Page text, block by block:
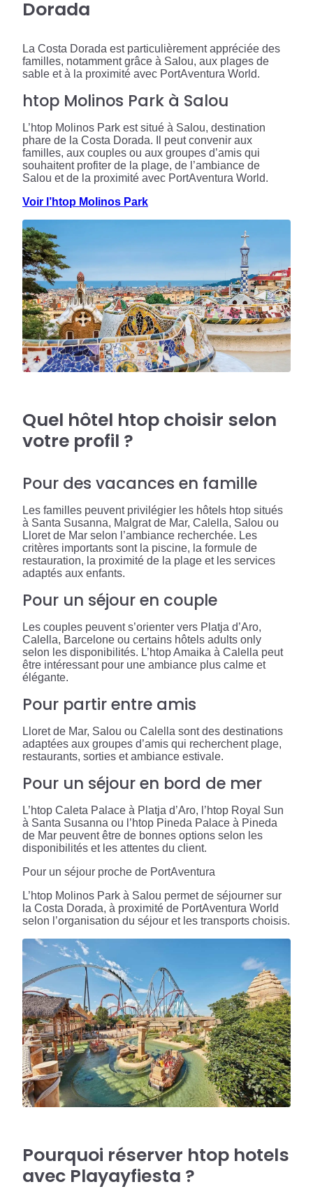
Dorada
La Costa Dorada est particulièrement appréciée des
familles, notamment grâce à Salou, aux plages de
sable et à la proximité avec PortAventura World.
htop Molinos Park à Salou
L’htop Molinos Park est situé à Salou, destination
phare de la Costa Dorada. Il peut convenir aux
familles, aux couples ou aux groupes d’amis qui
souhaitent profiter de la plage, de l’ambiance de
Salou et de la proximité avec PortAventura World.
Voir l’htop Molinos Park
Quel hôtel htop choisir selon
votre profil ?
Pour des vacances en famille
Les familles peuvent privilégier les hôtels htop situés
à Santa Susanna, Malgrat de Mar, Calella, Salou ou
Lloret de Mar selon l’ambiance recherchée. Les
critères importants sont la piscine, la formule de
restauration, la proximité de la plage et les services
adaptés aux enfants.
Pour un séjour en couple
Les couples peuvent s’orienter vers Platja d’Aro,
Calella, Barcelone ou certains hôtels adults only
selon les disponibilités. L’htop Amaika à Calella peut
être intéressant pour une ambiance plus calme et
élégante.
Pour partir entre amis
Lloret de Mar, Salou ou Calella sont des destinations
adaptées aux groupes d’amis qui recherchent plage,
restaurants, sorties et ambiance estivale.
Pour un séjour en bord de mer
L’htop Caleta Palace à Platja d’Aro, l’htop Royal Sun
à Santa Susanna ou l’htop Pineda Palace à Pineda
de Mar peuvent être de bonnes options selon les
disponibilités et les attentes du client.
Pour un séjour proche de PortAventura
L’htop Molinos Park à Salou permet de séjourner sur
la Costa Dorada, à proximité de PortAventura World
selon l’organisation du séjour et les transports choisis.
Pourquoi réserver htop hotels
avec Playayfiesta ?